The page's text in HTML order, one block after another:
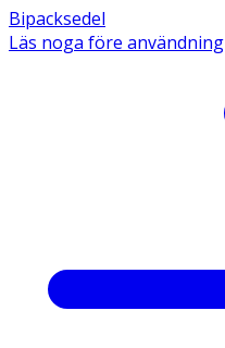
Bipacksedel
Läs noga före användning